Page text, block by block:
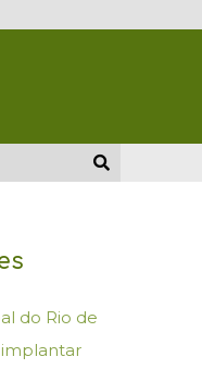
do Rio de